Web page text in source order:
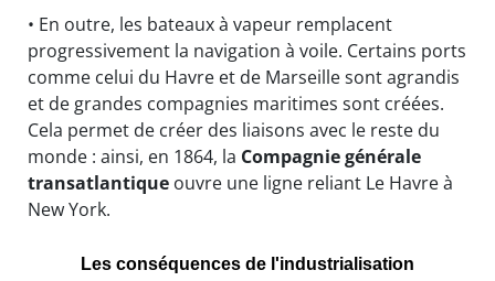
• En outre, les bateaux à vapeur remplacent
progressivement la navigation à voile. Certains ports
comme celui du Havre et de Marseille sont agrandis
et de grandes compagnies maritimes sont créées.
Cela permet de créer des liaisons avec le reste du
monde : ainsi, en 1864, la Compagnie générale
transatlantique ouvre une ligne reliant Le Havre à
New York.
Les conséquences de l'industrialisation